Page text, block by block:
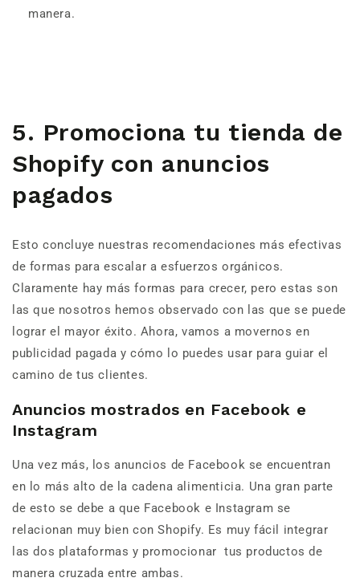
manera.
5. Promociona tu tienda de
Shopify con anuncios
pagados
Esto concluye nuestras recomendaciones más efectivas
de formas para escalar a esfuerzos orgánicos.
Claramente hay más formas para crecer, pero estas son
las que nosotros hemos observado con las que se puede
lograr el mayor éxito. Ahora, vamos a movernos en
publicidad pagada y cómo lo puedes usar para guiar el
camino de tus clientes.
Anuncios mostrados en Facebook e
Instagram
Una vez más, los anuncios de Facebook se encuentran
en lo más alto de la cadena alimenticia. Una gran parte
de esto se debe a que Facebook e Instagram se
relacionan muy bien con Shopify. Es muy fácil integrar
las dos plataformas y promocionar tus productos de
manera cruzada entre ambas.